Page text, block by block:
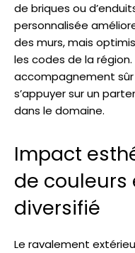
de briques ou
personnalisée
des murs, mais
les codes de la
accompagnement
s’appuyer sur un
dans le domaine.
Impact
de couleurs
diversifié
Le ravalement